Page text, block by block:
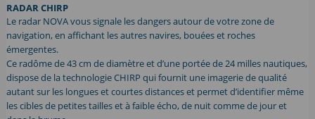
RADAR CHIRP
Le radar NOVA vous signale les dangers autour de votre zone de
navigation, en affichant les autres navires, bouées et roches
émergentes.
Ce radôme de 43 cm de diamètre et d’une portée de 24 milles nautiques,
dispose de la technologie CHIRP qui fournit une imagerie de qualité
autant sur les longues et courtes distances et permet d’identifier même
les cibles de petites tailles et à faible écho, de nuit comme de jour et